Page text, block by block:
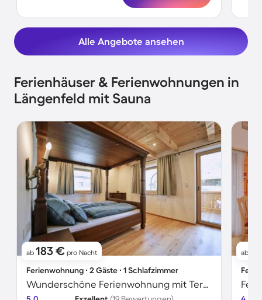
Alle Angebote ansehen
Ferienhäuser & Ferienwohnungen in
Längenfeld mit Sauna
ab 183 € pro Nacht
Ferienwohnung ∙ 2 Gäste ∙ 1 Schlafzimmer
Wunderschöne Ferienwohnung mit Terrasse und Sauna | Gartenblick
ab